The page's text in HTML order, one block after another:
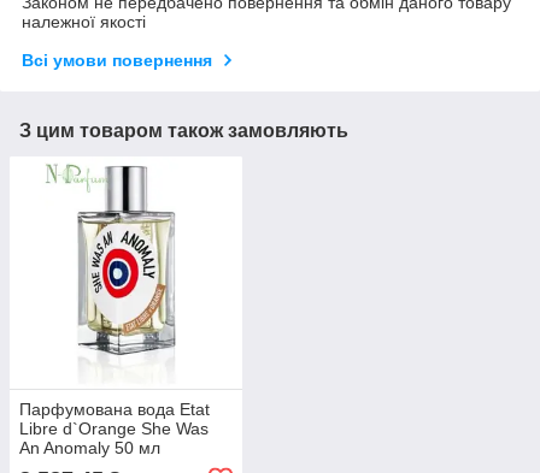
належної якості
Всі умови повернення
З цим товаром також замовляють
Парфумована вода Etat
Libre d`Orange She Was
An Anomaly 50 мл